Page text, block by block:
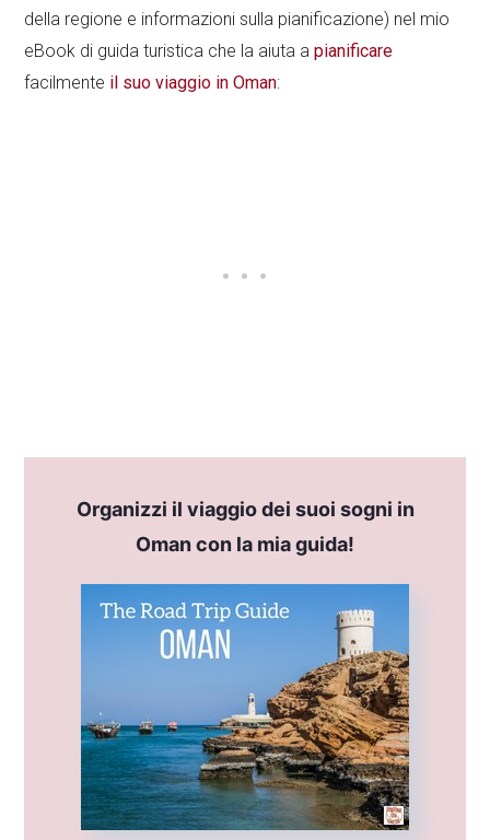
della regione e informazioni sulla pianificazione) nel mio
eBook di guida turistica che la aiuta apianificare
facilmente il suo viaggio in Oman:
Organizzi il viaggio dei suoi sogni in
Oman con la mia guida!